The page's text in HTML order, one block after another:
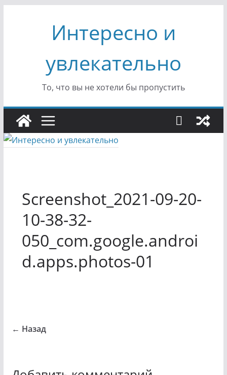
содержимомуИнтересно и
увлекательно
То, что вы не хотели бы пропустить
Screenshot_2021-09-20-
10-38-32-
050_com.google.androi
d.apps.photos-01
← Назад